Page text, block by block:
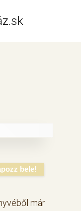
bele!
már